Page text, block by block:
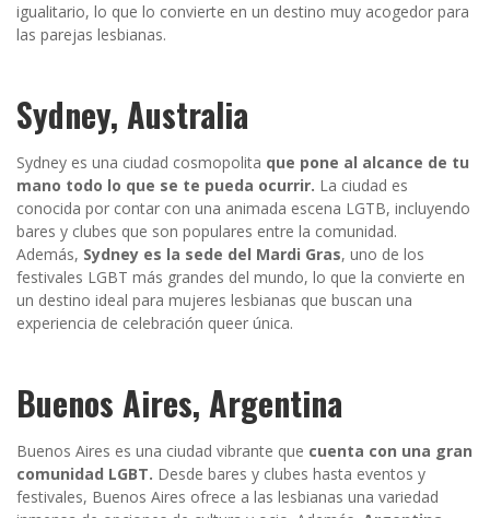
igualitario, lo que lo convierte en un destino muy acogedor para
las parejas lesbianas.
Sydney, Australia
Sydney es una ciudad cosmopolita que pone al alcance de tu
mano todo lo que se te pueda ocurrir. La ciudad es
conocida por contar con una animada escena LGTB, incluyendo
bares y clubes que son populares entre la comunidad.
Además, Sydney es la sede del Mardi Gras, uno de los
festivales LGBT más grandes del mundo, lo que la convierte en
un destino ideal para mujeres lesbianas que buscan una
experiencia de celebración queer única.
Buenos Aires, Argentina
Buenos Aires es una ciudad vibrante que cuenta con una gran
comunidad LGBT. Desde bares y clubes hasta eventos y
festivales, Buenos Aires ofrece a las lesbianas una variedad